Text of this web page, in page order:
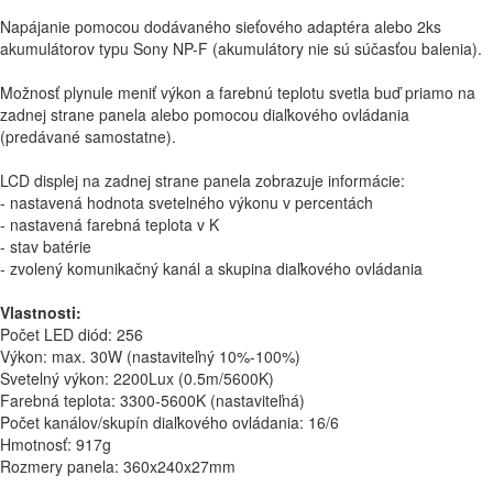
Napájanie pomocou dodávaného sieťového adaptéra alebo 2ks
akumulátorov typu Sony NP-F (akumulátory nie sú súčasťou balenia).
Možnosť plynule meniť výkon a farebnú teplotu svetla buď priamo na
zadnej strane panela alebo pomocou diaľkového ovládania
(predávané samostatne).
LCD displej na zadnej strane panela zobrazuje informácie:
- nastavená hodnota svetelného výkonu v percentách
- nastavená farebná teplota v K
- stav batérie
- zvolený komunikačný kanál a skupina diaľkového ovládania
Vlastnosti:
Počet LED diód: 256
Výkon: max. 30W (nastaviteľný 10%-100%)
Svetelný výkon: 2200Lux (0.5m/5600K)
Farebná teplota: 3300-5600K (nastaviteľná)
Počet kanálov/skupín diaľkového ovládania: 16/6
Hmotnosť: 917g
Rozmery panela: 360x240x27mm